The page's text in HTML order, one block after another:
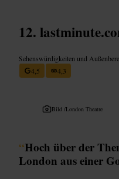
Sehenswürdigkeiten und
4,5
4,3
Bild /London Theatre
“Hoch über der
London aus einer